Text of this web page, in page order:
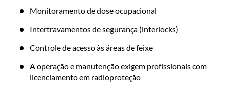
Monitoramento de dose ocupacional
Intertravamentos de segurança (interlocks)
Controle de acesso às áreas de feixe
A operação e manutenção exigem profissionais com
licenciamento em radioproteção